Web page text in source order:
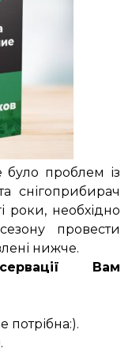
проблем із
снігоприбирач
роки, необхідно
провести
нижче.
Вам
потрібна:).